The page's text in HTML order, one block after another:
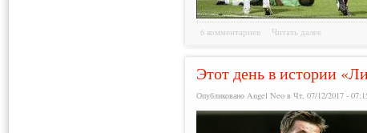
6 комментариев Читать далее
Этот день в истории
Опубликовано Angel Neo в Чт, 07/12/2017 -